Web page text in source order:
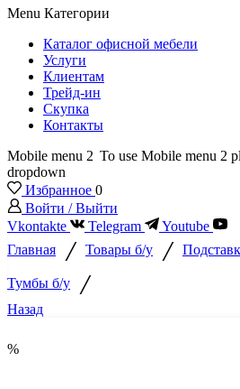
Menu Категории
Каталог офисной мебели
Услуги
Клиентам
Трейд-ин
Скупка
Контакты
Mobile menu 2 To use Mobile menu 2
dropdown
Избранное 0
Войти / Выйти
Vkontakte
Telegram
Youtube
Главная
/ Товары б/у /
Тумбы б/у /
Назад
%